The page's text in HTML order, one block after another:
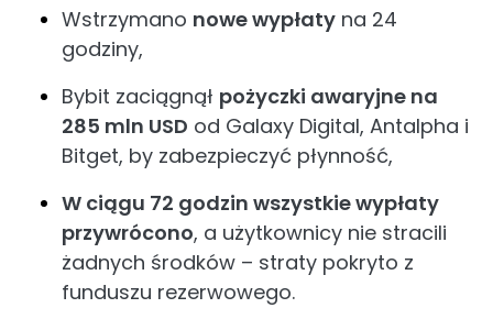
Wstrzymano nowe wypłaty na 24
godziny,
Bybit zaciągnął pożyczki awaryjne na
285 mln USD od Galaxy Digital, Antalpha i
Bitget, by zabezpieczyć płynność,
W ciągu 72 godzin wszystkie wypłaty
przywrócono, a użytkownicy nie stracili
żadnych środków – straty pokryto z
funduszu rezerwowego.